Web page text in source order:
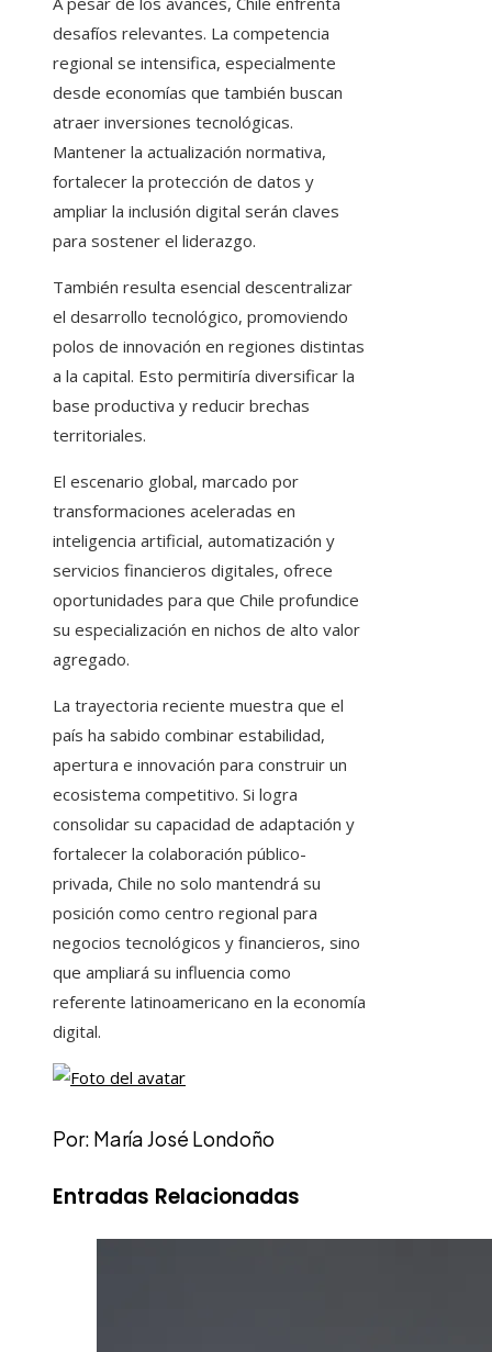
desafíos relevantes. La competencia
regional se intensifica, especialmente
desde economías que también buscan
atraer inversiones tecnológicas.
Mantener la actualización normativa,
fortalecer la protección de datos y
ampliar la inclusión digital serán claves
para sostener el liderazgo.
También resulta esencial descentralizar
el desarrollo tecnológico, promoviendo
polos de innovación en regiones distintas
a la capital. Esto permitiría diversificar la
base productiva y reducir brechas
territoriales.
El escenario global, marcado por
transformaciones aceleradas en
inteligencia artificial, automatización y
servicios financieros digitales, ofrece
oportunidades para que Chile profundice
su especialización en nichos de alto valor
agregado.
La trayectoria reciente muestra que el
país ha sabido combinar estabilidad,
apertura e innovación para construir un
ecosistema competitivo. Si logra
consolidar su capacidad de adaptación y
fortalecer la colaboración público-
privada, Chile no solo mantendrá su
posición como centro regional para
negocios tecnológicos y financieros, sino
que ampliará su influencia como
referente latinoamericano en la economía
digital.
Por: María José Londoño
Entradas Relacionadas